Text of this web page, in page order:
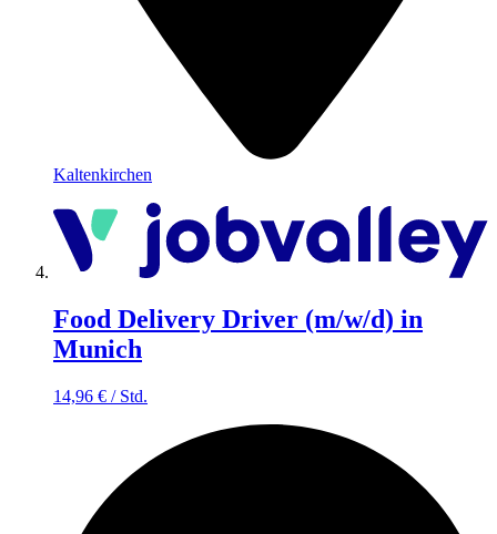
Kaltenkirchen
Food Delivery Driver (m/w/d) in
Munich
14,96 € / Std.